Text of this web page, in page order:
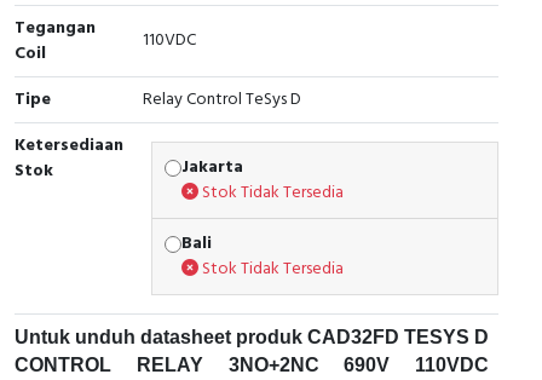
Pressure Switch
Ultrasonic & Rotary Encoder
Limit Switch
Inductive Sensors
Cam Switch
Tegangan
Coil
110VDC
Tipe
Relay Control TeSys D
Ketersediaan
Stok
Jakarta
Stok Tidak Tersedia
Bali
Stok Tidak Tersedia
Untuk unduh datasheet produk CAD32FD TESYS D
CONTROL RELAY 3NO+2NC 690V 110VDC